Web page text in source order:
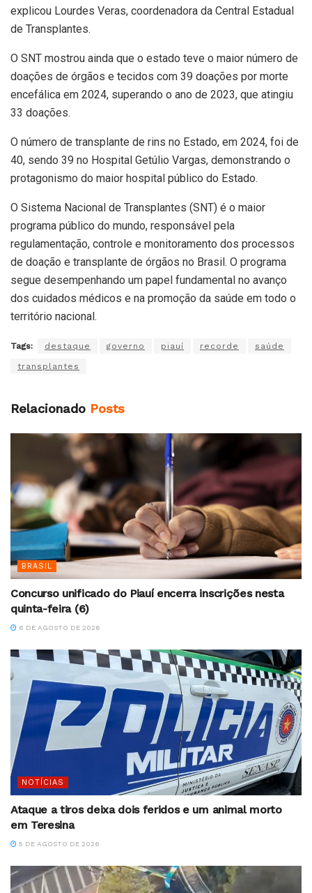
explicou Lourdes Veras, coordenadora da Central Estadual
de Transplantes.
O SNT mostrou ainda que o estado teve o maior número de
doações de órgãos e tecidos com 39 doações por morte
encefálica em 2024, superando o ano de 2023, que atingiu
33 doações.
O número de transplante de rins no Estado, em 2024, foi de
40, sendo 39 no Hospital Getúlio Vargas, demonstrando o
protagonismo do maior hospital público do Estado.
O Sistema Nacional de Transplantes (SNT) é o maior
programa público do mundo, responsável pela
regulamentação, controle e monitoramento dos processos
de doação e transplante de órgãos no Brasil. O programa
segue desempenhando um papel fundamental no avanço
dos cuidados médicos e na promoção da saúde em todo o
território nacional.
Tags: destaque governo piauí recorde saúde
transplantes
Relacionado Posts
BRASIL
Concurso unificado do Piauí encerra inscrições nesta
quinta-feira (6)
6 DE AGOSTO DE 2026
NOTÍCIAS
Ataque a tiros deixa dois feridos e um animal morto
em Teresina
5 DE AGOSTO DE 2026